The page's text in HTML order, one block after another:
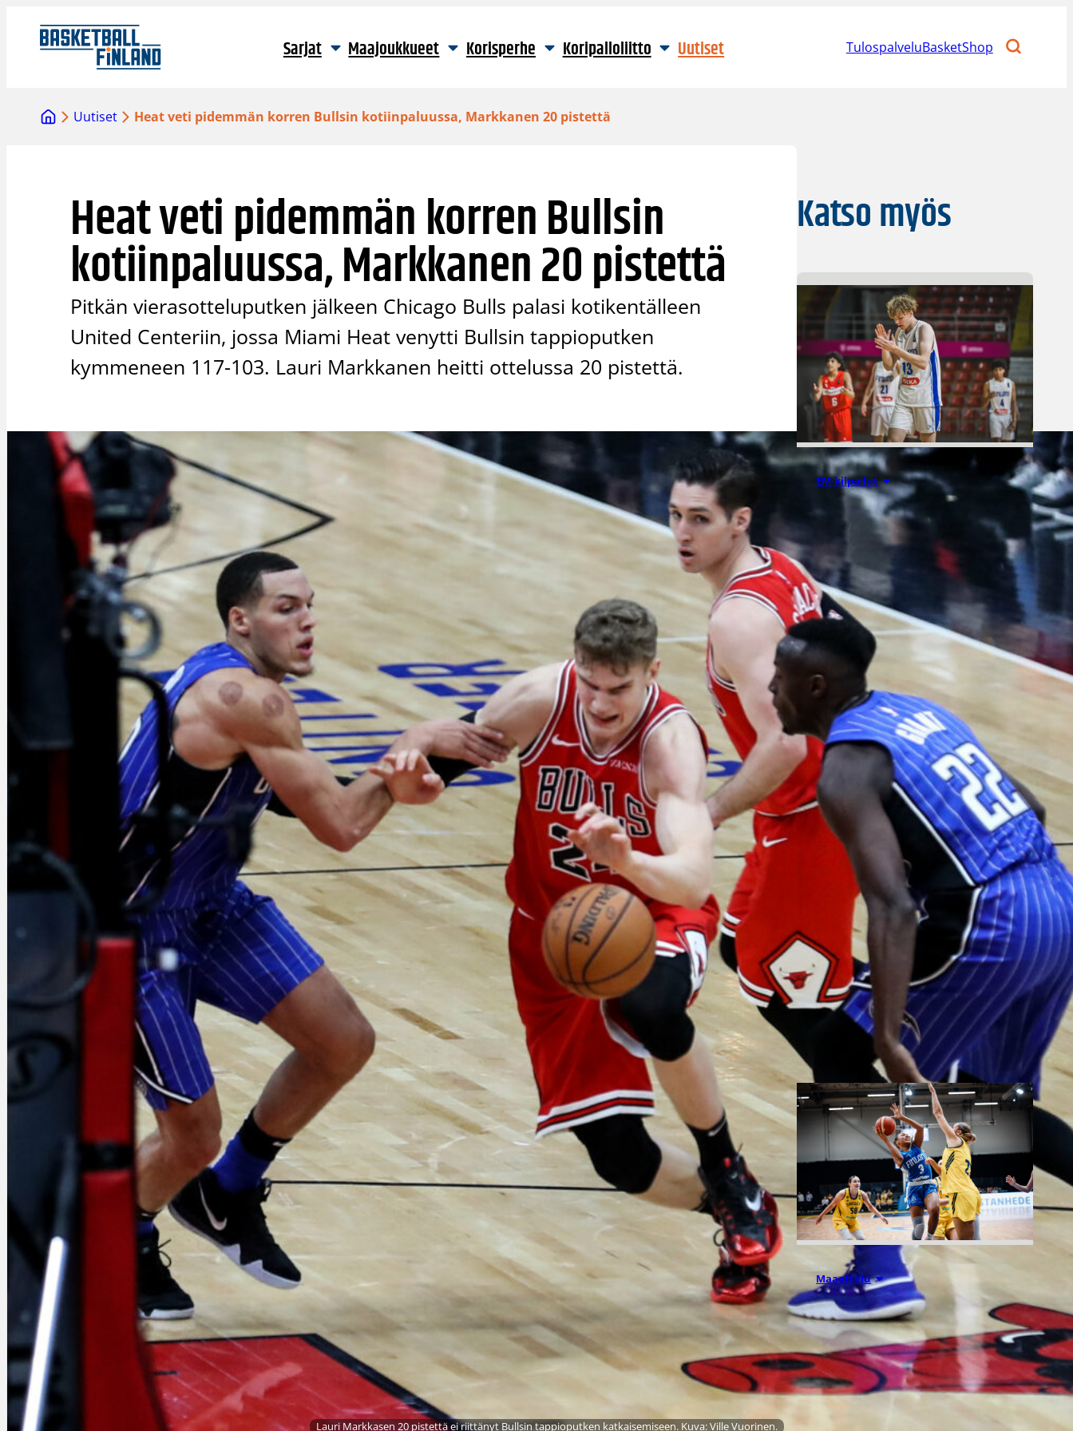
sisältöön
Sarjat Maajoukkueet Korisperhe Koripalloliitto Uutiset TulospalveluBasketShop
Uutiset Heat veti pidemmän korren Bullsin kotiinpaluussa, Markkanen 20 pistettä
Heat veti pidemmän korren Bullsin
kotiinpaluussa, Markkanen 20 pistettä
Pitkän vierasotteluputken jälkeen Chicago Bulls palasi kotikentälleen
United Centeriin, jossa Miami Heat venytti Bullsin tappioputken
kymmeneen 117-103. Lauri Markkanen heitti ottelussa 20 pistettä.
Lauri Markkasen 20 pistettä ei riittänyt Bullsin tappioputken katkaisemiseen. Kuva: Ville Vuorinen.
Katso myös
EM-kilpailut 08.08.2026 00:37
Suomen 16-
vuotiaat pojat
voittivat
Luxemburgin
– EM-kisojen
voittotili
aukesi
vakuuttavalla
pelillä
Suomen 16-vuotiaat pojat
ottivat vakuuttavan 85–45-voiton
Luxemburgista B-divisioonan
EM-kilpailuissa johtamalla
ottelua alusta loppuun. Suomi
kohtaa huomenna Ruotsin klo
19.30 Suomen aikaa.
Maaottelu 07.08.2026 21:42
Ruotsi piirun
verran
Susiladiesia